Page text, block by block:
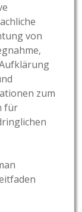
von
zum
für